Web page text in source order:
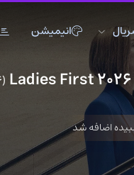
اکشن
جنگی
دلهره آور
انیمیشن باکس آفیس
(2026)